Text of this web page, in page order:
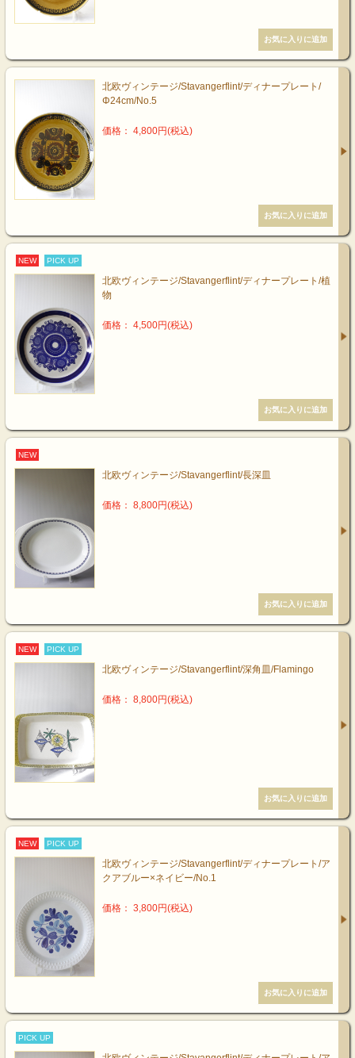
北欧ヴィンテージ/Stavangerflint/ディナープレート/
Φ24cm/No.5
価格： 4,800円(税込)
NEW PICK UP
北欧ヴィンテージ/Stavangerflint/ディナープレート/植
物
価格： 4,500円(税込)
NEW
北欧ヴィンテージ/Stavangerflint/長深皿
価格： 8,800円(税込)
NEW PICK UP
北欧ヴィンテージ/Stavangerflint/深角皿/Flamingo
価格： 8,800円(税込)
NEW PICK UP
北欧ヴィンテージ/Stavangerflint/ディナープレート/ア
クアブルー×ネイビー/No.1
価格： 3,800円(税込)
PICK UP